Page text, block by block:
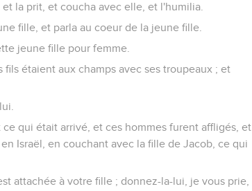
la prit, et coucha avec elle, et l'humilia.
fille, et parla au coeur de la jeune fille.
jeune fille pour femme.
étaient aux champs avec ses troupeaux ; et
qui était arrivé, et ces hommes furent affligés, et
Israël, en couchant avec la fille de Jacob, ce qui
attachée à votre fille ; donnez-la-lui, je vous prie,